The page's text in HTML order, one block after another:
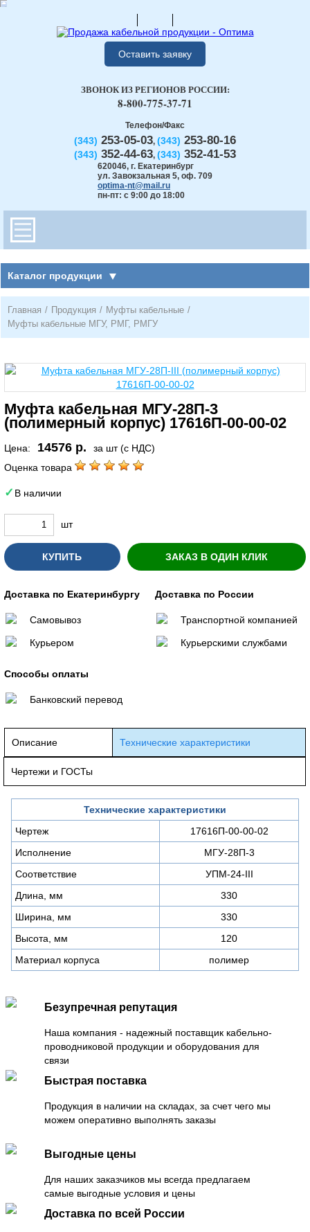
Оставить заявку
Телефон/Факс
(343) 253-05-03, (343) 253-80-16
(343) 352-44-63, (343) 352-41-53
620046, г. Екатеринбург
ул. Завокзальная 5, оф. 709
optima-nt@mail.ru
пн-пт: с 9:00 до 18:00
ЗВОНОК ИЗ РЕГИОНОВ РОССИИ:
8-800-775-37-71
Каталог продукции
Главная / Продукция / Муфты кабельные /
Муфты кабельные МГУ, РМГ, РМГУ
Муфта кабельная МГУ-28П-3
(полимерный корпус) 17616П-00-00-02
Цена: 14576 р.
за шт (с НДС)
Оценка товара
В наличии
шт
КУПИТЬ ЗАКАЗ В ОДИН КЛИК
Доставка по Екатеринбургу
Самовывоз
Курьером
Доставка по России
Транспортной компанией
Курьерскими службами
Способы оплаты
Банковский перевод
Описание Технические характеристики
Чертежи и ГОСТы
Технические характеристики
Чертеж
17616П-00-00-02
Исполнение
МГУ-28П-3
Соответствие
УПМ-24-III
Длина, мм
330
Ширина, мм
330
Высота, мм
120
Материал корпуса
полимер
Безупречная репутация
Наша компания - надежный поставщик кабельно-
проводниковой продукции и оборудования для
связи
Быстрая поставка
Продукция в наличии на складах, за счет чего мы
можем оперативно выполнять заказы
Выгодные цены
Для наших заказчиков мы всегда предлагаем
самые выгодные условия и цены
Доставка по всей России